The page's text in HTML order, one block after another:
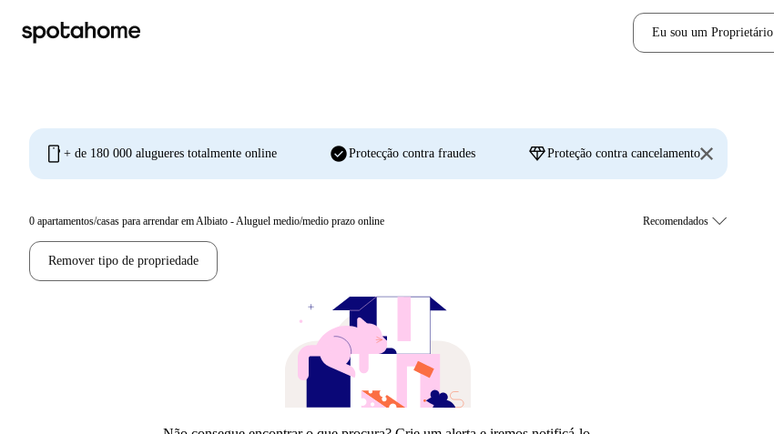
Eu sou um Proprietário
mobile + de 180 000 alugueres totalmente online check_circleProtecção contra fraudes diamondProteção contra cancelamento
0 apartamentos/casas para arrendar em Albiato - Aluguel medio/medio prazo online
Remover tipo de propriedade